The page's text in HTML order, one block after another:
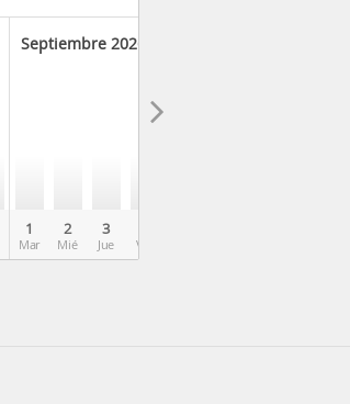
Septiembre 2026
1
Mar
2
Mié
3
Jue Vie